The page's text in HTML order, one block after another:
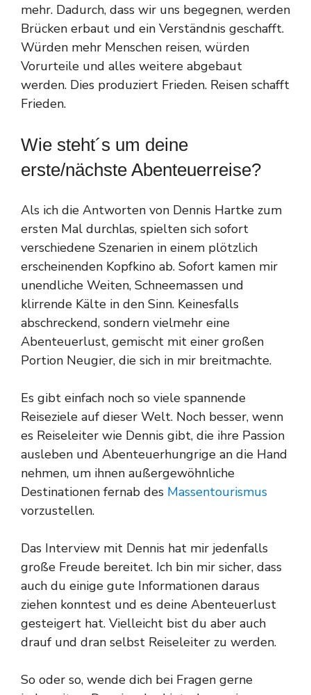
mehr. Dadurch, dass wir uns begegnen, werden
Brücken erbaut und ein Verständnis geschafft.
Würden mehr Menschen reisen, würden
Vorurteile und alles weitere abgebaut
werden. Dies produziert Frieden. Reisen schafft
Frieden.
Wie steht´s um deine
erste/nächste Abenteuerreise?
Als ich die Antworten von Dennis Hartke zum
ersten Mal durchlas, spielten sich sofort
verschiedene Szenarien in einem plötzlich
erscheinenden Kopfkino ab. Sofort kamen mir
unendliche Weiten, Schneemassen und
klirrende Kälte in den Sinn. Keinesfalls
abschreckend, sondern vielmehr eine
Abenteuerlust, gemischt mit einer großen
Portion Neugier, die sich in mir breitmachte.
Es gibt einfach noch so viele spannende
Reiseziele auf dieser Welt. Noch besser, wenn
es Reiseleiter wie Dennis gibt, die ihre Passion
ausleben und Abenteuerhungrige an die Hand
nehmen, um ihnen außergewöhnliche
Destinationen fernab des Massentourismus
vorzustellen.
Das Interview mit Dennis hat mir jedenfalls
große Freude bereitet. Ich bin mir sicher, dass
auch du einige gute Informationen daraus
ziehen konntest und es deine Abenteuerlust
gesteigert hat. Vielleicht bist du aber auch
drauf und dran selbst Reiseleiter zu werden.
So oder so, wende dich bei Fragen gerne